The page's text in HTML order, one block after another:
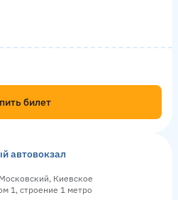
билет
автовокзал
Киевское
1, строение 1 метро